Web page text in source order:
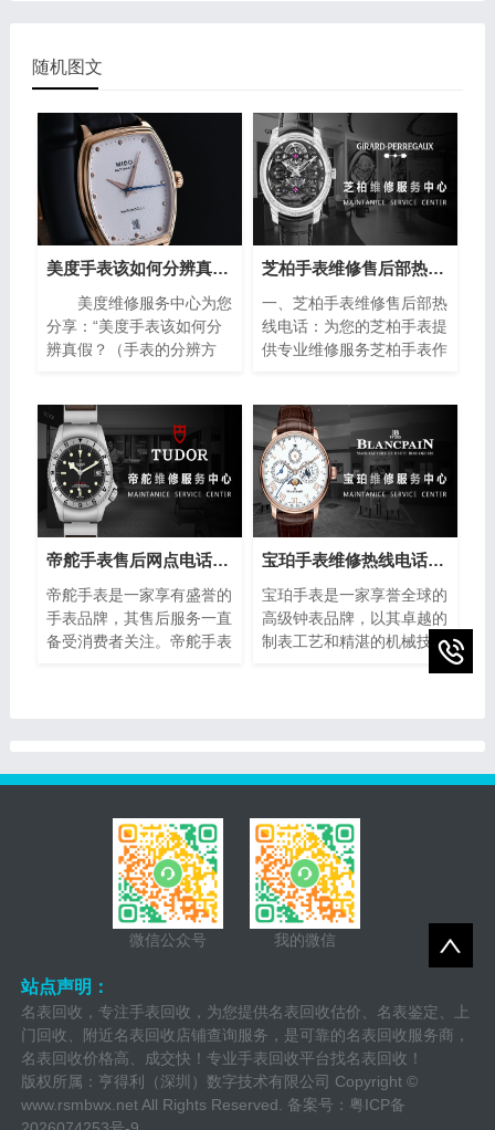
随机图文
美度手表该如何分辨真假？（手表的分辨方法）
美度维修服务中心为您
分享：“美度手表该如何分
辨真假？（手表的分辨方
精湛的工艺和高品质的材料
而闻名于世。然而，随着假
冒产品的泛滥，如何准确鉴
别美度手表的真伪成为许多
消费者关注的焦点。下面将
介绍一些简单而实用的方
法，帮助您分辨美度手表的
芝柏手表维修售后部热线电话(专业芝柏手表维修服务，售后热线24小时为您解答)
一、芝柏手表维修售后部热
线电话：为您的芝柏手表提
供专业维修服务芝柏手表作
全球消费者的青睐。然而，
即使是最优质的手表也无法
避免出现故障或需要保养的
情况。在这种情况下，芝柏
手表维修售后部热线电话成
为了芝柏手表拥有者的救
星。
帝舵手表售后网点电话查询(全国服务网点查询方法)
帝舵手表是一家享有盛誉的
手表品牌，其售后服务一直
备受消费者关注。帝舵手表
宝珀手表维修热线电话(售后服务专线)
宝珀手表是一家享誉全球的
高级钟表品牌，以其卓越的
制表工艺和精湛的机械技术
而闻名。然而，即使是最精
微信公众号 我的微信
站点声明：
名表回收，专注手表回收，为您提供名表回收估价、名表鉴定、上
门回收、附近名表回收店铺查询服务，是可靠的名表回收服务商，
名表回收价格高、成交快！专业手表回收平台找名表回收！
版权所属：亨得利（深圳）数字技术有限公司 Copyright ©
www.rsmbwx.netAll Rights Reserved. 备案号： 粤ICP备